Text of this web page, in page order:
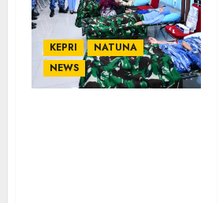
KEPRI
NATUNA
NEWS